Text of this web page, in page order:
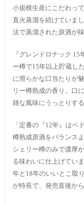
小規模生産にこだわっ
直火蒸溜を続けていま
法で蒸溜された原酒が味
『グレンドロナック
ー樽で15年以上貯蔵し
に滑らかな口当たりが
リー樽熟成の香り。口
雑な風味にうっとりする
「定番の『12年』はペ
樽熟成原酒をバランス
シェリー樽のみで濃厚
る味わいに仕上げてい
年と18年のいいとこ取
が特長で、発売直後か